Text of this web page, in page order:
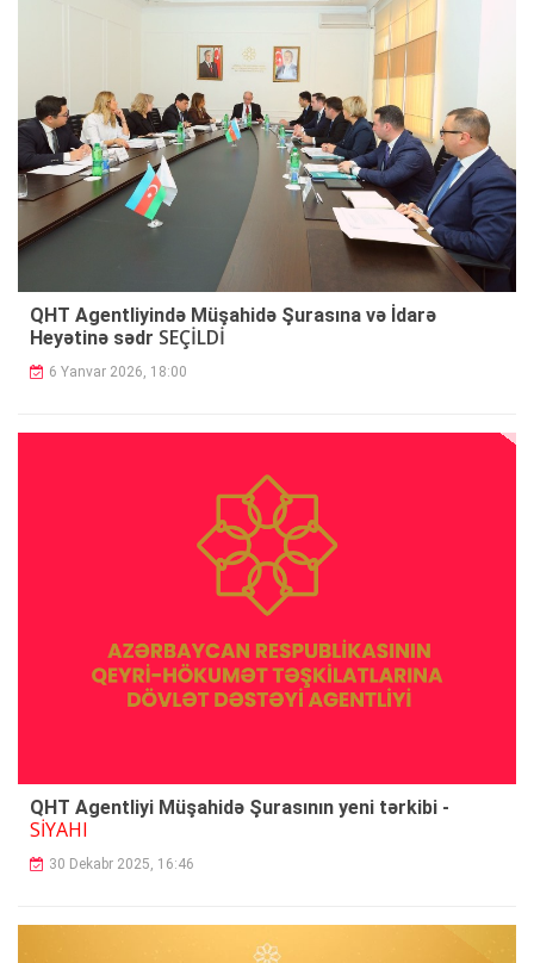
QHT Agentliyində Müşahidə Şurasına və İdarə
Heyətinə sədr SEÇİLDİ
6 Yanvar 2026, 18:00
QHT Agentliyi Müşahidə Şurasının yeni tərkibi -
SİYAHI
30 Dekabr 2025, 16:46